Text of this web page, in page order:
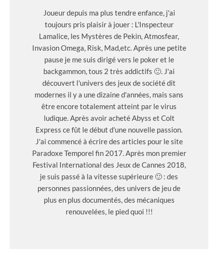
Joueur depuis ma plus tendre enfance, j'ai
toujours pris plaisir à jouer : L'Inspecteur
Lamalice, les Mystères de Pekin, Atmosfear,
Invasion Omega, Risk, Mad,etc. Après une petite
pause je me suis dirigé vers le poker et le
backgammon, tous 2 très addictifs 🙂. J'ai
découvert l'univers des jeux de société dit
modernes il y a une dizaine d'années, mais sans
être encore totalement atteint par le virus
ludique. Après avoir acheté Abyss et Colt
Express ce fût le début d'une nouvelle passion.
J'ai commencé à écrire des articles pour le site
Paradoxe Temporel fin 2017. Après mon premier
Festival International des Jeux de Cannes 2018,
je suis passé à la vitesse supérieure 🙂 : des
personnes passionnées, des univers de jeu de
plus en plus documentés, des mécaniques
renouvelées, le pied quoi !!!